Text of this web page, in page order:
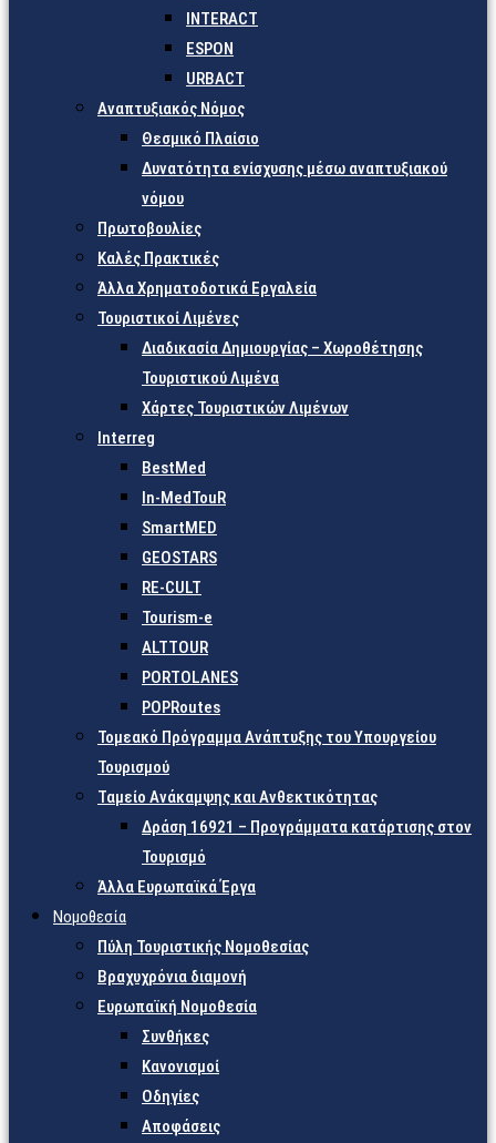
INTERACT
ESPON
URBACT
Αναπτυξιακός Νόμος
Θεσμικό Πλαίσιο
Δυνατότητα ενίσχυσης μέσω αναπτυξιακού
νόμου
Πρωτοβουλίες
Καλές Πρακτικές
Άλλα Χρηματοδοτικά Εργαλεία
Τουριστικοί Λιμένες
Διαδικασία Δημιουργίας – Χωροθέτησης
Τουριστικού Λιμένα
Χάρτες Τουριστικών Λιμένων
Interreg
BestMed
In-MedTouR
SmartMED
GEOSTARS
RE-CULT
Tourism-e
ALTTOUR
PORTOLANES
POPRoutes
Τομεακό Πρόγραμμα Ανάπτυξης του Υπουργείου
Τουρισμού
Ταμείο Ανάκαμψης και Ανθεκτικότητας
Δράση 16921 – Προγράμματα κατάρτισης στον
Τουρισμό
Άλλα Ευρωπαϊκά Έργα
Νομοθεσία
Πύλη Τουριστικής Νομοθεσίας
Βραχυχρόνια διαμονή
Ευρωπαϊκή Νομοθεσία
Συνθήκες
Κανονισμοί
Οδηγίες
Αποφάσεις